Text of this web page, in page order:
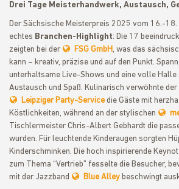
Drei Tage Meisterhandwerk, Austausch,
Der Sächsische Meisterpreis 2025 vom 16.-18.
echtes Branchen-Highlight: Die 17
zeigten bei der
FSG GmbH, was das
kann – kreativ, präzise und auf den Punkt.
unterhaltsame Live-Shows und eine volle
Austausch und Spaß. Kulinarisch verwöhnte der
Leipziger Party-Service die Gäste mit
Köstlichkeiten, während an der stylischen
Tischlermeister Chris-Albert Gebhardt die
wurden. Für leuchtende Kinderaugen sorgten
Kinderschminken. Die hoch inspirierende
zum Thema “Vertrieb” fesselte die Besucher,
mit der Jazzband
Blue Alley beschwingt